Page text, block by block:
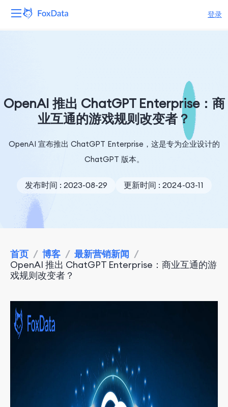
登录
定价
OpenAI 推出 ChatGPT Enterprise：商
业互通的游戏规则改变者？
OpenAI 宣布推出 ChatGPT Enterprise，这是专为企业设计的
ChatGPT 版本。
发布时间 : 2023-08-29 更新时间 : 2024-03-11
首页 / 博客 / 最新营销新闻 /
OpenAI 推出 ChatGPT Enterprise：商业互通的游
戏规则改变者？